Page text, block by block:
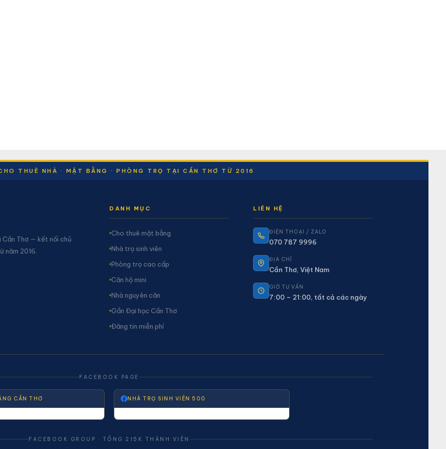
THUÊ NHÀ · MẶT BẰNG · PHÒNG TRỌ TẠI CẦN THƠ TỪ 2016
Thơ — kết nối chủ
năm 2016.
DANH MỤC
Cho thuê mặt bằng
Nhà trọ sinh viên
Phòng trọ cao cấp
Căn hộ mini
Nhà nguyên căn
Gần Đại học Cần Thơ
Đăng tin miễn phí
LIÊN HỆ
ĐIỆN THOẠI / ZALO
070 787 9996
ĐỊA CHỈ
Cần Thơ, Việt Nam
GIỜ TƯ VẤN
7:00 – 21:00, tất cả các ngày
FACEBOOK PAGE
CẦN THƠ NHÀ TRỌ SINH VIÊN 500
FACEBOOK GROUP · TỔNG 215K THÀNH VIÊN